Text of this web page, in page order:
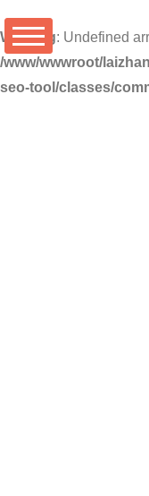
Warning: Undefined
/www/wwwroot/
seo-tool/classes/